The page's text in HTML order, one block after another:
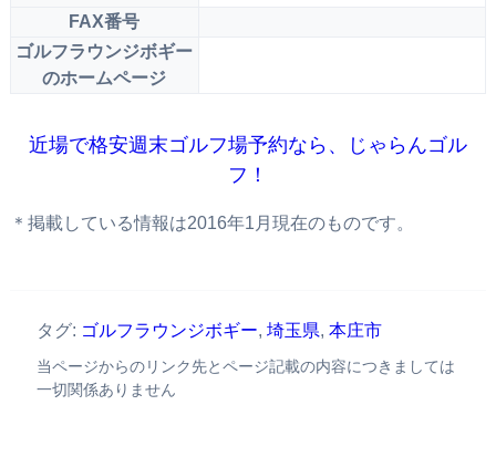
FAX番号
ゴルフラウンジボギー
のホームページ
近場で格安週末ゴルフ場予約なら、じゃらんゴル
フ！
＊掲載している情報は2016年1月現在のものです。
タグ: ゴルフラウンジボギー, 埼玉県, 本庄市
当ページからのリンク先とページ記載の内容につきましては
一切関係ありません